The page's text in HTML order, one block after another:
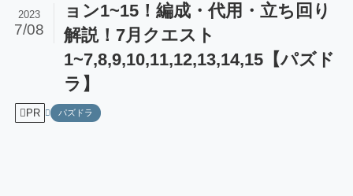
ョン1~15！編成・代用・立ち回り
解説！7月クエスト
1~7,8,9,10,11,12,13,14,15【パズド
ラ】
2023
7/08
PR パズドラ